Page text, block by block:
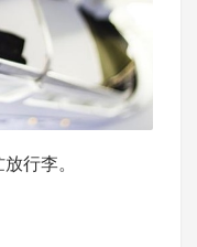
行李。